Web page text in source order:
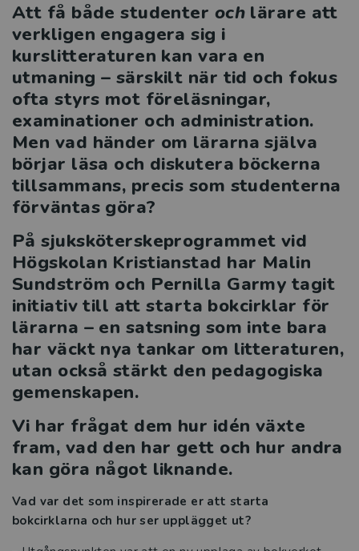
Från språkljud till läsförståelse – så
utvecklas läsningen
När eleverna hjälper varandra växer
lärandet
Evenemang
Kataloger 2026
Kvalitetssäkrade läromedel
Statsbidrag för inköp av läroböcker och
lärarhandledningar 2026
Reformer
Press
Att få både studenter och lärare att
verkligen engagera sig i
kurslitteraturen kan vara en
utmaning – särskilt när tid och fokus
ofta styrs mot föreläsningar,
examinationer och administration.
Men vad händer om lärarna själva
börjar läsa och diskutera böckerna
tillsammans, precis som studenterna
förväntas göra?
På sjuksköterskeprogrammet vid
Högskolan Kristianstad har Malin
Sundström och Pernilla Garmy tagit
initiativ till att starta bokcirklar för
lärarna – en satsning som inte bara
har väckt nya tankar om litteraturen,
utan också stärkt den pedagogiska
gemenskapen.
Vi har frågat dem hur idén växte
fram, vad den har gett och hur andra
kan göra något liknande.
Vad var det som inspirerade er att starta
bokcirklarna och hur ser upplägget ut?